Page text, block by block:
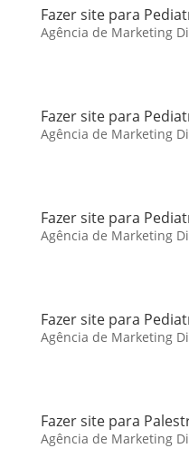
Fazer site para
Agência de Marketing
Fazer site para
Agência de Marketing
Fazer site para
Agência de Marketing
Fazer site para
Agência de Marketing
Fazer site para
Agência de Marketing